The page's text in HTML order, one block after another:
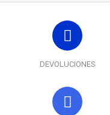
DEVOLUCIONES